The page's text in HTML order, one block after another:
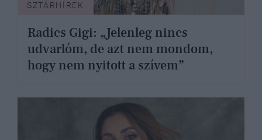
SZTÁRHÍREK
Radics Gigi: „Jelenleg nincs
udvarlóm, de azt nem mondom,
hogy nem nyitott a szívem”